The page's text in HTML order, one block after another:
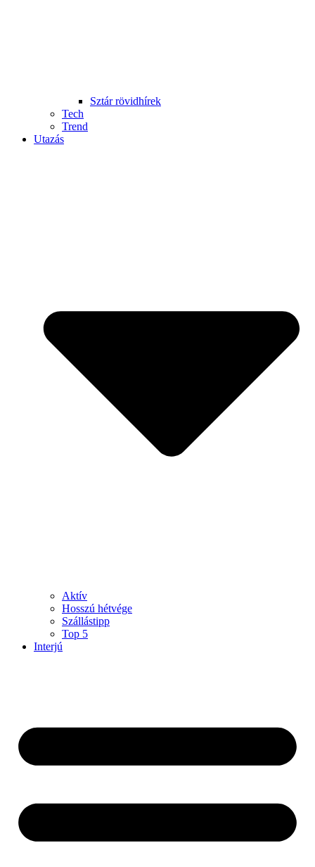
Sztár rövidhírek
Tech
Trend
Utazás
Aktív
Hosszú hétvége
Szállástipp
Top 5
Interjú